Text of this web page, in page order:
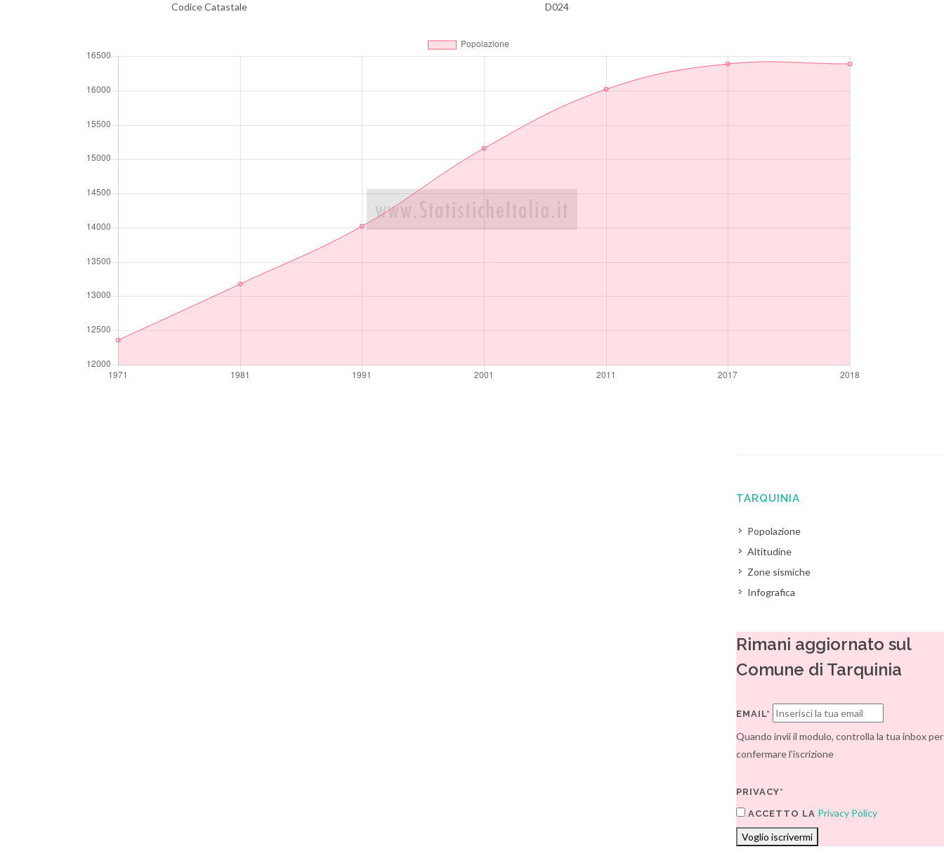
Codice Catastale D024
TARQUINIA
Popolazione
Altitudine
Zone sismiche
Infografica
Rimani aggiornato sul
Comune di Tarquinia
EMAIL*
Quando invii il modulo, controlla la tua inbox per
confermare l'iscrizione
PRIVACY*
ACCETTO LA Privacy Policy
Voglio iscrivermi